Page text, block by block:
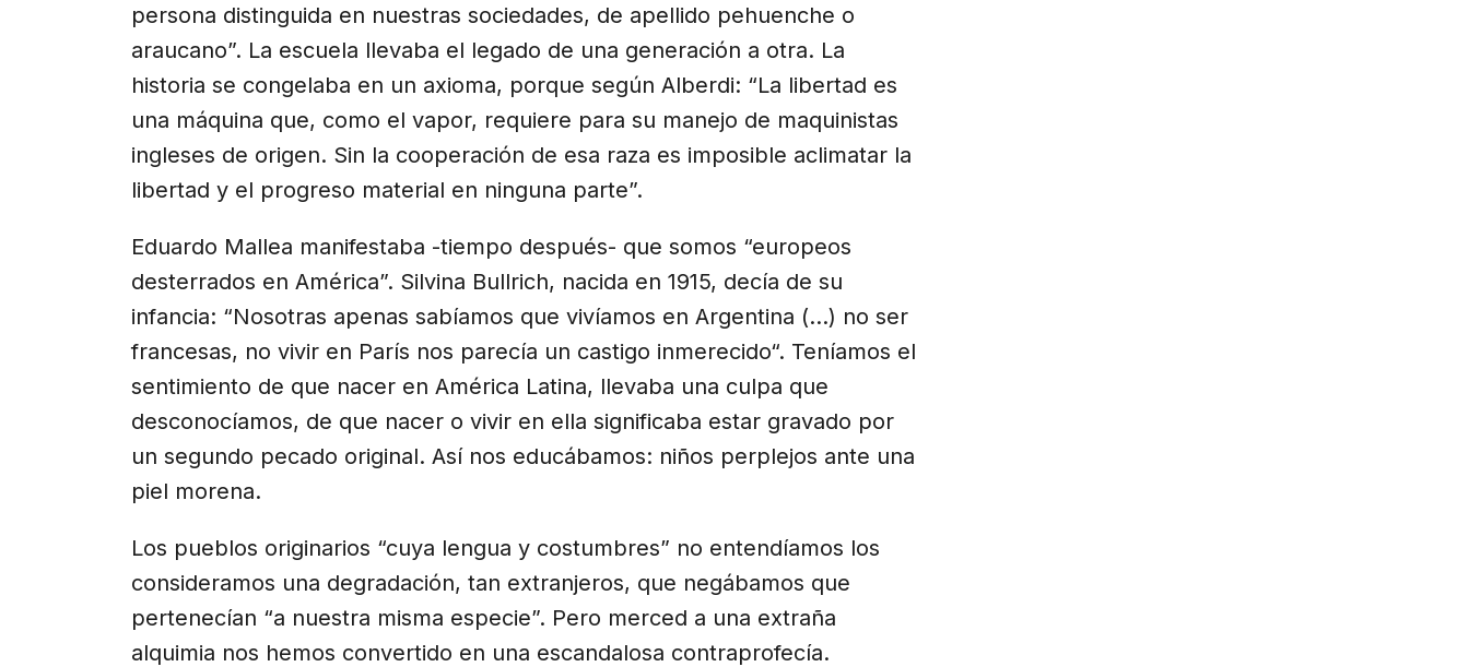
persona distinguida en nuestras sociedades, de apellido pehuenche o
araucano”. La escuela llevaba el legado de una generación a otra. La
historia se congelaba en un axioma, porque según Alberdi: “La libertad es
una máquina que, como el vapor, requiere para su manejo de maquinistas
ingleses de origen. Sin la cooperación de esa raza es imposible aclimatar la
libertad y el progreso material en ninguna parte”.
Eduardo Mallea manifestaba -tiempo después- que somos “europeos
desterrados en América”. Silvina Bullrich, nacida en 1915, decía de su
infancia: “Nosotras apenas sabíamos que vivíamos en Argentina (…) no ser
francesas, no vivir en París nos parecía un castigo inmerecido“. Teníamos el
sentimiento de que nacer en América Latina, llevaba una culpa que
desconocíamos, de que nacer o vivir en ella significaba estar gravado por
un segundo pecado original. Así nos educábamos: niños perplejos ante una
piel morena.
Los pueblos originarios “cuya lengua y costumbres” no entendíamos los
consideramos una degradación, tan extranjeros, que negábamos que
pertenecían “a nuestra misma especie”. Pero merced a una extraña
alquimia nos hemos convertido en una escandalosa contraprofecía.